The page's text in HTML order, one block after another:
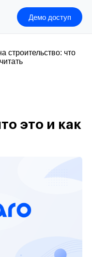
Демо доступ
строительство: что
это и как